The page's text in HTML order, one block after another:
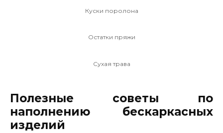
Куски поролона
Остатки пряжи
Сухая трава
Полезные советы по
наполнению бескаркасных
изделий